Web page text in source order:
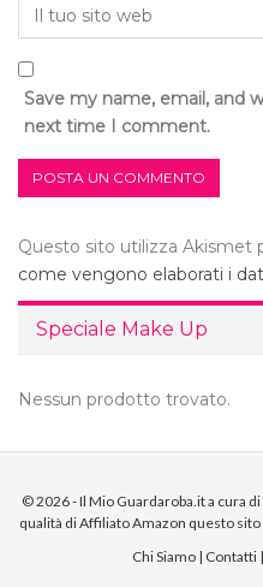
Save my name, email, and
next time I comment.
Questo sito utilizza Akismet
come vengono elaborati i
Speciale Make Up
Nessun prodotto trovato.
© 2026 - Il Mio Guardaroba.it a cura
qualità di Affiliato Amazon questo
Chi Siamo | Contatti |